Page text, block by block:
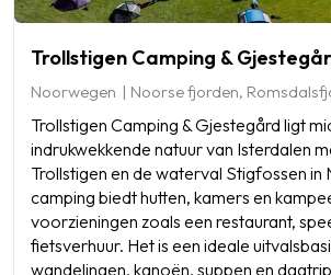
Trollstigen Camping &
Noorwegen Noorse fjorden,
Trollstigen Camping & Gjestegård ligt
indrukwekkende natuur van Isterdalen
Trollstigen en de waterval Stigfossen
camping biedt hutten, kamers en
voorzieningen zoals een restaurant,
fietsverhuur. Het is een ideale
wandelingen, kanoën, suppen en